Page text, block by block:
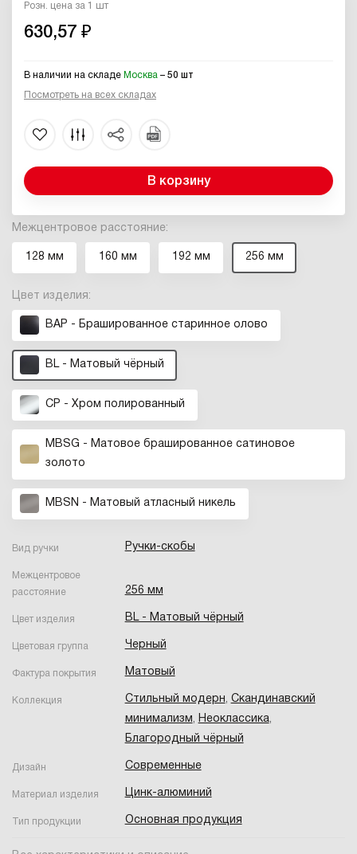
Межцентровое расстояние:
128 мм 160 мм 192 мм 256 мм
Цвет изделия:
BAP - Брашированное старинное олово
BL - Матовый чёрный
CP - Хром полированный
MBSG - Матовое брашированное сатиновое
золото
MBSN - Матовый атласный никель
Вид ручки Ручки-скобы
Межцентровое
расстояние
256 мм
Цвет изделия BL - Матовый чёрный
Цветовая группа Черный
Фактура покрытия Матовый
Коллекция Стильный модерн, Скандинавский
минимализм, Неоклассика,
Благородный чёрный
Дизайн Современные
Материал изделия Цинк-алюминий
Тип продукции Основная продукция
Розн. цена за 1 шт
630,57 ₽
В наличии на складе Москва – 50 шт
Посмотреть на всех складах
В корзину